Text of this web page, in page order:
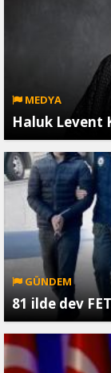
MEDYA
Haluk Levent
GÜNDEM
81 ilde dev